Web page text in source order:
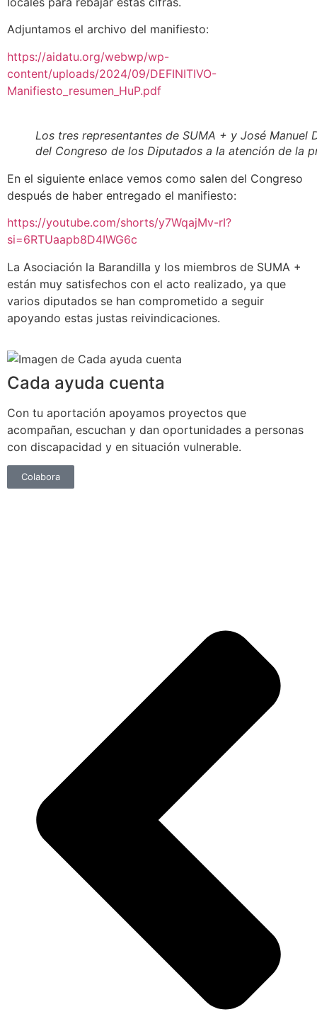
Adjuntamos el archivo del manifiesto:
https://aidatu.org/webwp/wp-
content/uploads/2024/09/DEFINITIVO-
Manifiesto_resumen_HuP.pdf
Los tres representantes de SUMA + y José
del Congreso de los Diputados a la atención de la
En el siguiente enlace vemos como salen del Congreso
después de haber entregado el manifiesto:
https://youtube.com/shorts/y7WqajMv-rI?
si=6RTUaapb8D4IWG6c
La Asociación la Barandilla y los miembros de SUMA +
están muy satisfechos con el acto realizado, ya que
varios diputados se han comprometido a seguir
apoyando estas justas reivindicaciones.
Cada ayuda cuenta
Con tu aportación apoyamos proyectos que
acompañan, escuchan y dan oportunidades a personas
con discapacidad y en situación vulnerable.
Colabora